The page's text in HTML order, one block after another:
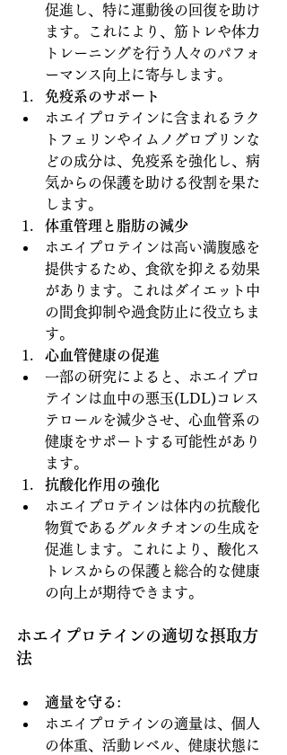
促進し、特に運動後の回復を助け
ます。これにより、筋トレや体力
トレーニングを行う人々のパフォ
ーマンス向上に寄与します。
免疫系のサポート
ホエイプロテインに含まれるラク
トフェリンやイムノグロブリンな
どの成分は、免疫系を強化し、病
気からの保護を助ける役割を果た
します。
体重管理と脂肪の減少
ホエイプロテインは高い満腹感を
提供するため、食欲を抑える効果
があります。これはダイエット中
の間食抑制や過食防止に役立ちま
す。
心血管健康の促進
一部の研究によると、ホエイプロ
テインは血中の悪玉(LDL)コレス
テロールを減少させ、心血管系の
健康をサポートする可能性があり
ます。
抗酸化作用の強化
ホエイプロテインは体内の抗酸化
物質であるグルタチオンの生成を
促進します。これにより、酸化ス
トレスからの保護と総合的な健康
の向上が期待できます。
ホエイプロテインの適切な摂取方
法
適量を守る:
ホエイプロテインの適量は、個人
の体重、活動レベル、健康状態に